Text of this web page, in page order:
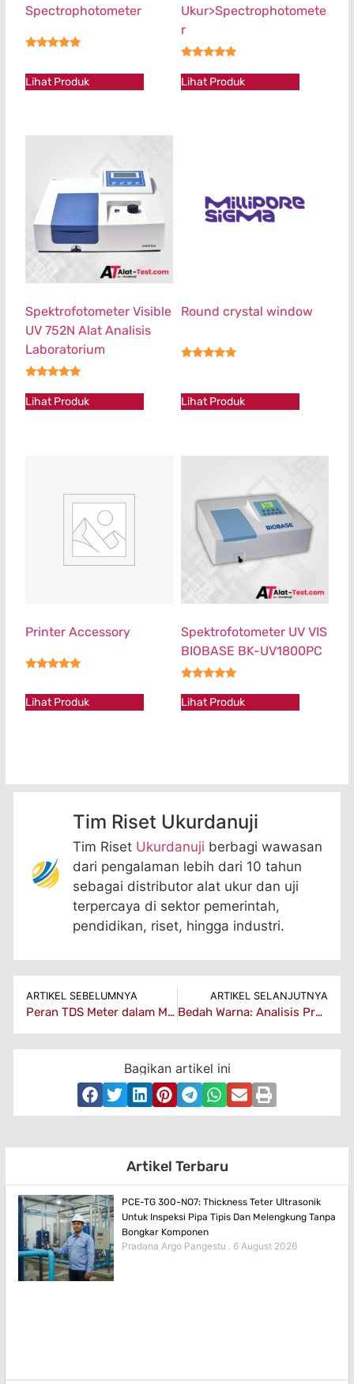
Spectrophotometer
Lihat Produk
Ukur>Spectrophotomete
r
Lihat Produk
Spektrofotometer Visible
UV 752N Alat Analisis
Laboratorium
Lihat Produk
Round crystal window
Lihat Produk
Printer Accessory
Lihat Produk
Spektrofotometer UV VIS
BIOBASE BK-UV1800PC
Lihat Produk
Tim Riset Ukurdanuji
Tim Riset Ukurdanuji berbagi wawasan
dari pengalaman lebih dari 10 tahun
sebagai distributor alat ukur dan uji
terpercaya di sektor pemerintah,
pendidikan, riset, hingga industri.
ARTIKEL SEBELUMNYA
Peran TDS Meter dalam Menjaga Kualitas Air Akuakultur
ARTIKEL SELANJUTNYA
Bedah Warna: Analisis Presisi dengan Colorimeter
Bagikan artikel ini
Artikel Terbaru
PCE-TG 300-NO7: Thickness Teter Ultrasonik
Untuk Inspeksi Pipa Tipis Dan Melengkung Tanpa
Bongkar Komponen
Pradana Argo Pangestu 6 August 2026